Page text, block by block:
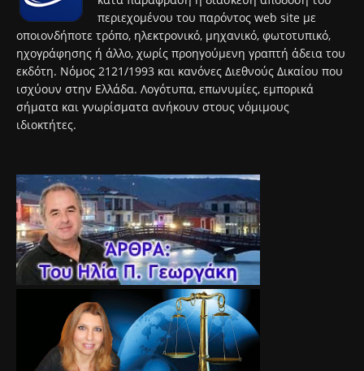
περιεχομένου του παρόντος web site με
οποιονδήποτε τρόπο, ηλεκτρονικό, μηχανικό, φωτοτυπικό,
ηχογράφησης ή άλλο, χωρίς προηγούμενη γραπτή άδεια του
εκδότη. Νόμος 2121/1993 και κανόνες Διεθνούς Δικαίου που
ισχύουν στην Ελλάδα. Λογότυπα, επωνυμίες, εμπορικά
σήματα και γνωρίσματα ανήκουν στους νόμιμους
ιδιοκτήτες.